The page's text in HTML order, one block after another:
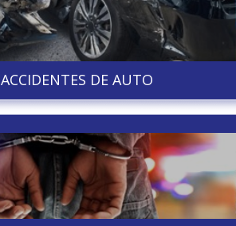
ACCIDENTES DE AUTO